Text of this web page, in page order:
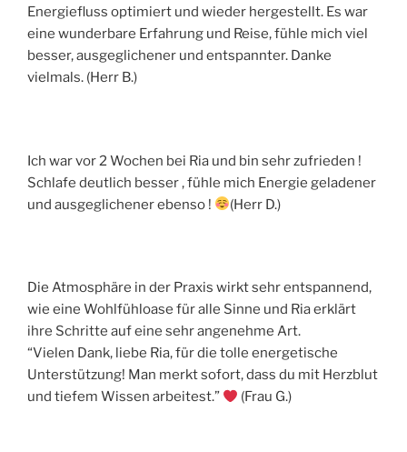
Energiefluss optimiert und wieder hergestellt. Es war
eine wunderbare Erfahrung und Reise, fühle mich viel
besser, ausgeglichener und entspannter. Danke
vielmals. (Herr B.)
Ich war vor 2 Wochen bei Ria und bin sehr zufrieden !
Schlafe deutlich besser , fühle mich Energie geladener
und ausgeglichener ebenso !
(Herr D.)
Die Atmosphäre in der Praxis wirkt sehr entspannend,
wie eine Wohlfühloase für alle Sinne und Ria erklärt
ihre Schritte auf eine sehr angenehme Art.
“Vielen Dank, liebe Ria, für die tolle energetische
Unterstützung! Man merkt sofort, dass du mit Herzblut
und tiefem Wissen arbeitest.”
(Frau G.)